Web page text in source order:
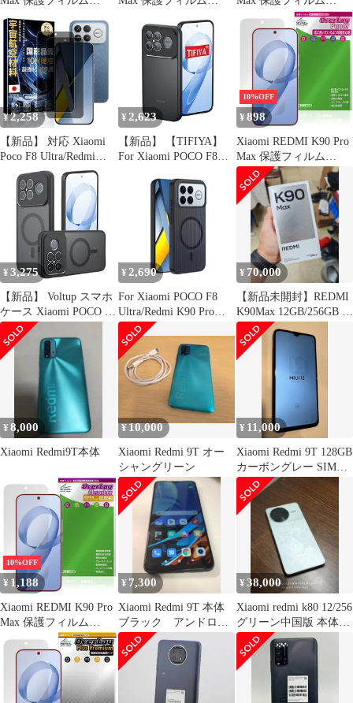
OverLay Absorber 高光
沢 for シャオミー レド
ミ 衝撃吸収 高光沢 ハ
ードコート 抗菌
ミー レドミ 液晶保護
アンチグレア 反射防止
非光沢 指紋防止
OverLay Eye Protector
低反射 for シャオミー
レドミ 液晶保護 ブルー
ライトカット 反射防止
¥2,258
【新品】 対応 Xiaomi
Poco F8 Ultra/Redmi
K90 Pro Max 5G 用の ガ
ラスフィルム 覗き見防
止 (2枚) 【旭硝子素材
製・硬度10H】 のぞき
見防止 保護フィルム 強
化ラス 28°横から見え
ない 耐衝撃 米軍MIL規
格 1
¥ 2,623
【新品】 【TIFIYA】
For Xiaomi POCO F8
Max 用 ケース 指紋防
止 TPU+PC素材 耐衝撃
ビジネス/通勤/シンプル
poco f8 ultra ケース 落
下防止 耐久性 軽量 黄
変防止
10%OFF
¥898
Xiaomi REDMI K90 Pro
Max 保護フィルム
OverLay Paper for シャ
オミー レドミ 書き味向
上 紙のような描き心地
¥ 3,275
【新品】 Voltup スマホ
ケース Xiaomi POCO F8
Ultra/POCO F8 Ultra対
応 | 磁石充電車載対応
3Dボタン ストラップホ
ール付き 耐衝撃 黄ばみ
にくい 指紋防止 防塵
TPU+PC 軽量設計 通勤
用 1
¥ 2,690
For Xiaomi POCO F8
Ultra/Redmi K90 Pro
Max ケース【2025年 マ
グネット吸着式 ワイヤ
レス充電対応 ハイブリ
ッド構造 ストラップホ
ール付き 耐衝撃 Xiaomi
POCO F8 Ultra/Redmi
K90 Pro
¥ 70,000
【新品未開封】REDMI
K90Max 12GB/256GB 中
国版 シルバー色
¥8,000
Xiaomi Redmi9T本体
¥10,000
Xiaomi Redmi 9T オー
シャングリーン
¥ 11,000
Xiaomi Redmi 9T 128GB
カーボングレー SIMフ
リー
10%OFF
¥ 1,188
Xiaomi REDMI K90 Pro
Max 保護フィルム
OverLay Absorber 低反
射 for シャオミー レド
ミ 衝撃吸収 反射防止
ブルーライトカット 抗
¥ 7,300
Xiaomi Redmi 9T 本体
ブラック アンドロイ
ド12 simfree
¥38,000
Xiaomi redmi k80 12/256
グリーン中国版 本体の
み